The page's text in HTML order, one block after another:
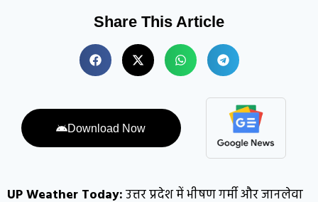
Share This Article
Download Now
UP Weather Today:उत्तर प्रदेश में भीषण गर्मी और जानलेवा